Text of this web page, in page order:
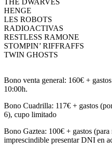
THE DWARVES
HENGE
LES ROBOTS
RADIOACTIVAS
RESTLESS RAMONE
STOMPIN’ RIFFRAFFS
TWIN GHOSTS
Bono venta general: 160€ +
10:00h.
Bono Cuadrilla: 117€ + gastos
6), cupo limitado
Bono Gaztea: 100€ + gastos (para
imprescindible presentar DNI en